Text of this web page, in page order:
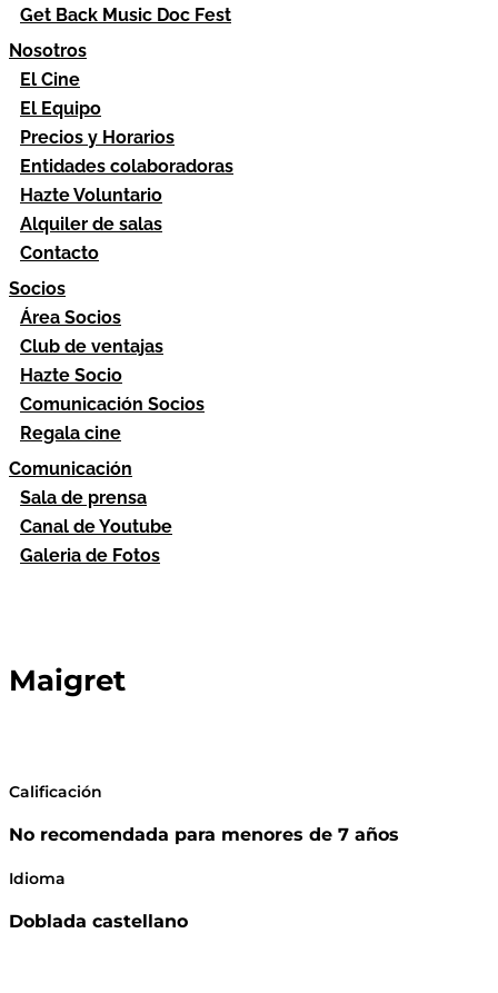
Get Back Music Doc Fest
Nosotros
El Cine
El Equipo
Precios y Horarios
Entidades colaboradoras
Hazte Voluntario
Alquiler de salas
Contacto
Socios
Área Socios
Club de ventajas
Hazte Socio
Comunicación Socios
Regala cine
Comunicación
Sala de prensa
Canal de Youtube
Galeria de Fotos
Maigret
Calificación
No recomendada para menores de 7 años
Idioma
Doblada castellano